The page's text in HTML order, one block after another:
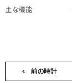
主な機能
前の時計